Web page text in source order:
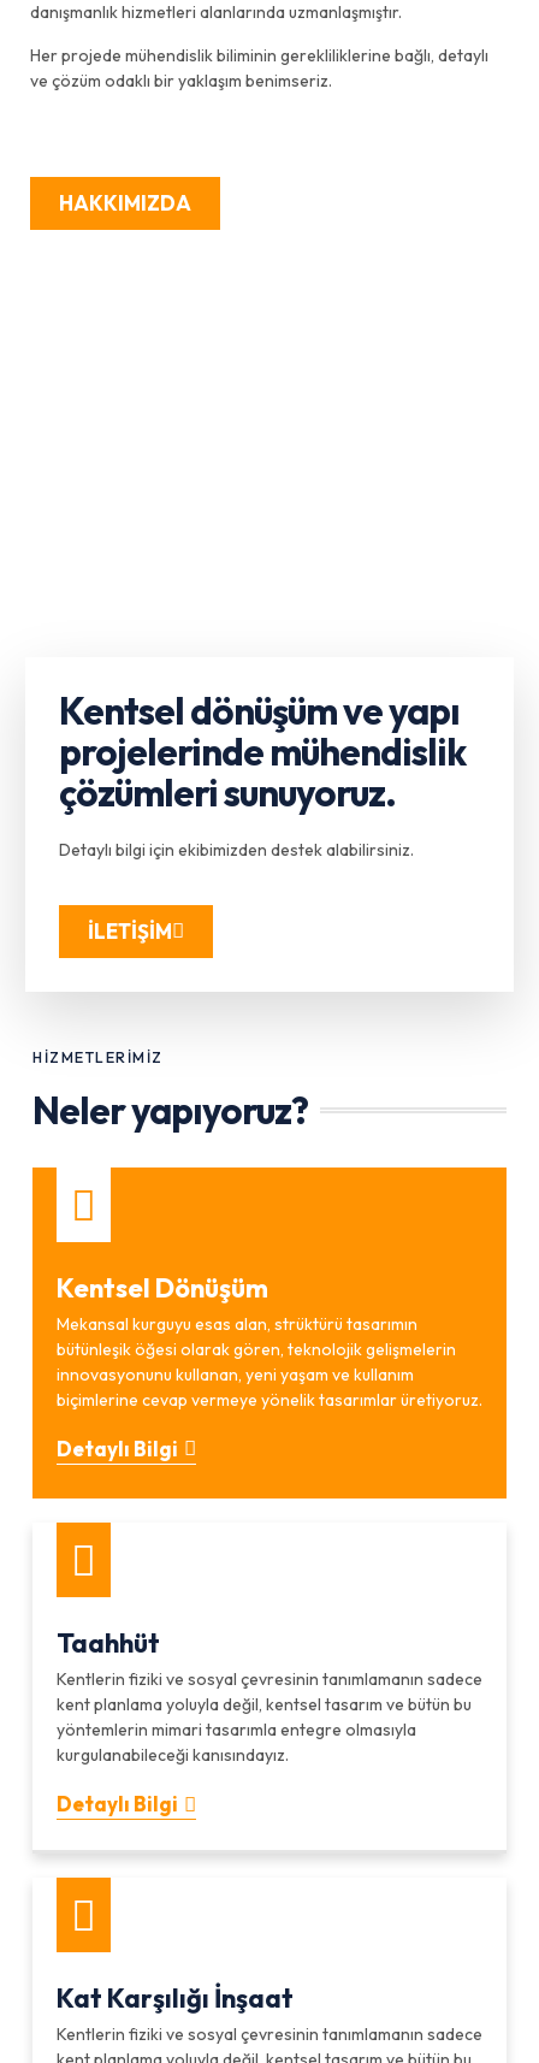
danışmanlık hizmetleri alanlarında uzmanlaşmıştır.
Her projede mühendislik biliminin gerekliliklerine bağlı, detaylı
ve çözüm odaklı bir yaklaşım benimseriz.
HAKKIMIZDA
Kentsel dönüşüm ve yapı
projelerinde mühendislik
çözümleri sunuyoruz.
Detaylı bilgi için ekibimizden destek alabilirsiniz.
İLETİŞİM
HİZMETLERİMİZ
Neler yapıyoruz?
Kentsel Dönüşüm
Mekansal kurguyu esas alan, strüktürü tasarımın
bütünleşik öğesi olarak gören, teknolojik gelişmelerin
innovasyonunu kullanan, yeni yaşam ve kullanım
biçimlerine cevap vermeye yönelik tasarımlar üretiyoruz.
Detaylı Bilgi
Taahhüt
Kentlerin fiziki ve sosyal çevresinin tanımlamanın sadece
kent planlama yoluyla değil, kentsel tasarım ve bütün bu
yöntemlerin mimari tasarımla entegre olmasıyla
kurgulanabileceği kanısındayız.
Detaylı Bilgi
Kat Karşılığı İnşaat
Kentlerin fiziki ve sosyal çevresinin tanımlamanın sadece